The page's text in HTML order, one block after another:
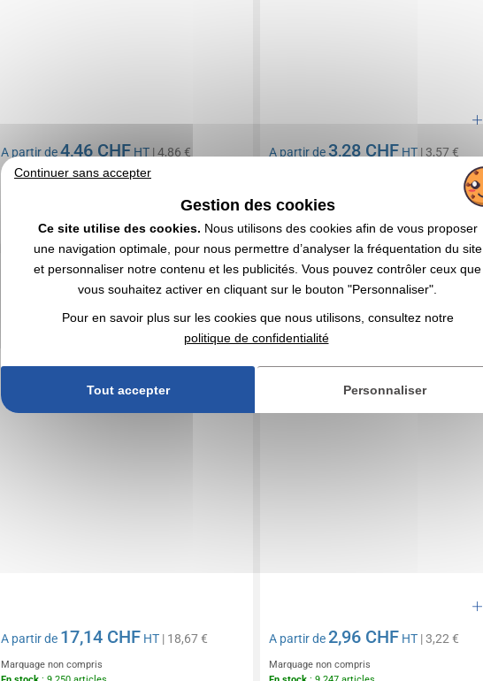
A partir de4,46 CHF HT | 4,86 €
Marquage non compris
A partir de3,28 CHF HT| 3,57 €
Citizen Green
Réf. 00003V0158293
Sac de voyage publicitaire en PET
A partir de 17,14 CHF HT | 18,67 €
Marquage non compris
5,0 Réf. 00013V0095469
Sac de sport personnalisé
A partir de2,96 CHF HT| 3,22 €
Marquage non compris
Continuer sans accepter
Gestion des cookies
Ce site utilise des cookies. Nous utilisons des cookies afin de vous proposer
une navigation optimale, pour nous permettre d’analyser la fréquentation du site
et personnaliser notre contenu et les publicités. Vous pouvez contrôler ceux que
vous souhaitez activer en cliquant sur le bouton "Personnaliser".
Pour en savoir plus sur les cookies que nous utilisons, consultez notre
politique de confidentialité
Tout accepter Personnaliser